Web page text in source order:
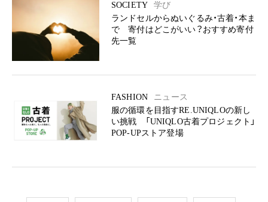
SOCIETY
学び
ランドセルからぬいぐるみ・古着・本ま
で 寄付はどこがいい？おすすめ寄付
先一覧
FASHION
ニュース
服の循環を目指すRE.UNIQLOの新し
い挑戦 「UNIQLO古着プロジェクト」
POP-UPストア登場